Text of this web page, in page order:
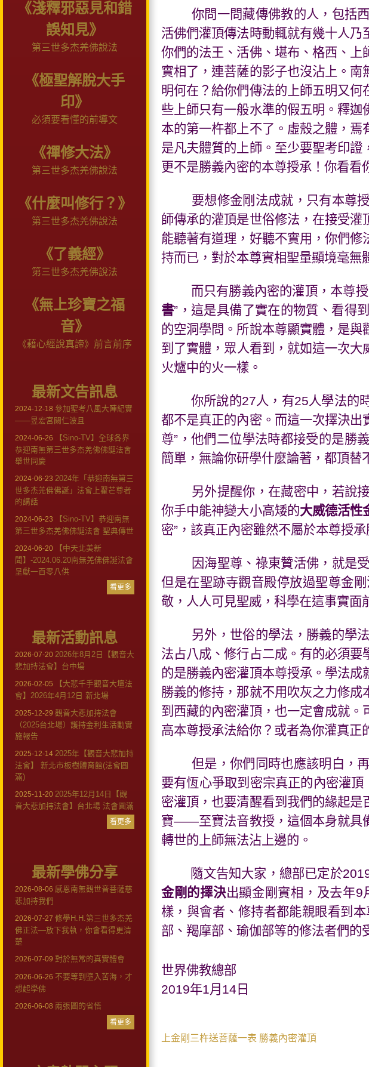
《淺釋邪惡見和錯
誤知見》
第三世多杰羌佛說法
《極聖解脫大手
印》
必須要看懂的前導文
《禪修大法》
第三世多杰羌佛說法
《什麼叫修行？》
第三世多杰羌佛說法
《了義經》
第三世多杰羌佛說法
《無上珍寶之福
音》
《藉心經說真諦》前言前序
最新文告訊息
2024-12-18 參加聖考八風大陣紀實
——昱宏宮闕仁波且
2024-06-26
【Sino-TV】全球各界
恭迎南無第三世多杰羌佛佛誕法會
舉世同慶
2024-06-23 2024年「恭迎南無第三
世多杰羌佛佛誕」法會上翟芒尊者
的講話
2024-06-23
【Sino-TV】恭迎南無
第三世多杰羌佛佛誕法會 聖典傳世
2024-06-20
【中天北美新
聞】-2024.06.20南無羌佛佛誕法會
呈獻一百零八供
看更多
最新活動訊息
2026-07-20 2026年8月2日【觀音大
悲加持法會】台中場
2026-02-05
【大悲千手觀音大壇法
會】2026年4月12日 新北場
2025-12-29 觀音大悲加持法會
（2025台北場）護持金利生活動實
施報告
2025-12-14 2025年【觀音大悲加持
法會】 新北市板樹體育館(法會圓
滿)
2025-11-20 2025年12月14日【觀
音大悲加持法會】台北場 法會圓滿
看更多
最新學佛分享
2026-08-06 感恩南無觀世音菩薩慈
悲加持我們
2026-07-27 修學H.H.第三世多杰羌
佛正法—放下我執，你會看得更清
楚
2026-07-09 對於無常的真實體會
2026-06-26 不要等到墮入苦海，才
想起學佛
2026-06-08 兩張圖的省悟
看更多
你問一問藏傳佛教的人，包括
活佛們灌頂傳法時動輒就有幾十人
你們的法王、活佛、堪布、格西、
實相了，連菩薩的影子也沒沾上。
明何在？給你們傳法的上師五明又
些上師只有一般水準的假五明。釋
本的第一杵都上不了。虛殼之體，
是凡夫體質的上師。至少要聖考印證
更不是勝義內密的本尊授承！你看看
要想修金剛法成就，只有本尊
師傳承的灌頂是世俗修法，在接受
能聽著有道理，好聽不實用，你們
持而已，對於本尊實相聖量顯境毫無
而只有勝義內密的灌頂，本尊
書”，這是具備了實在的物質、看得
的空洞學問。所說本尊顯實體，是
到了實體，眾人看到，就如這一次大
火爐中的火一樣。
你所說的27人，有25人學法的
都不是真正的內密。而這一次擇決出
尊”，他們二位學法時都接受的是勝
簡單，無論你研學什麼論著，都頂替
另外提醒你，在藏密中，若說
你手中能神變大小高矮的大威德活性
密”，該真正內密雖然不屬於本尊授
因海聖尊、祿東贊活佛，就是
但是在聖跡寺觀音殿停放過聖尊金
敬，人人可見聖威，科學在這事實面
另外，世俗的學法，勝義的學
法占八成、修行占二成。有的必須
的是勝義內密灌頂本尊授承。學法
勝義的修持，那就不用吹灰之力修
到西藏的內密灌頂，也一定會成就
高本尊授承法給你？或者為你灌真正
但是，你們同時也應該明白，
要有恆心爭取到密宗真正的內密灌
密灌頂，也要清醒看到我們的緣起
寶——至寶法音教授，這個本身就具
轉世的上師無法沾上邊的。
隨文告知大家，總部已定於
金剛的擇決出顯金剛實相，及去年9
樣，與會者、修持者都能親眼看到本
部、羯摩部、瑜伽部等的修法者們的
世界佛教總部
2019年1月 14 日
上金剛三杵送菩薩一表 勝義內密灌頂